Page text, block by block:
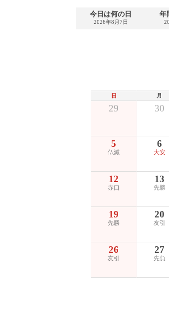
今日は何の日
2026年8月7日
年
日 月
29 30
5
仏滅
6
大安
12
赤口
13
先勝
19
先勝
20
友引
26
友引
27
先負